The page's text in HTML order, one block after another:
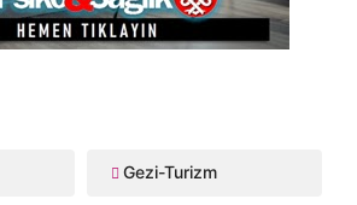
Gezi-Turizm